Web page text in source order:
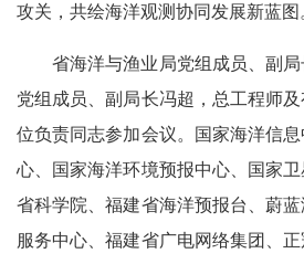
攻关，共绘海洋观测协同发展新蓝图
省海洋与渔业局党组成员、副
党组成员、副局长冯超，总工程师
位负责同志参加会议。国家海洋信
心、国家海洋环境预报中心、国家
省科学院、福建省海洋预报台、蔚
服务中心、福建省广电网络集团、正